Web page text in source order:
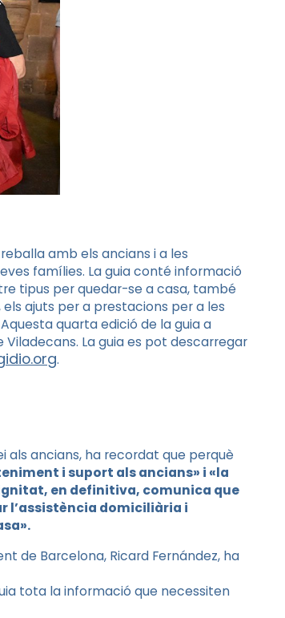
amb els ancians i a les
famílies. La guia conté informació
tipus per quedar-se a casa, també
ajuts per a prestacions per a les
quarta edició de la guia a
La guia es pot descarregar
.
als ancians, ha recordat que perquè
i suport als ancians» i «la
en definitiva, comunica que
l’assistència domiciliària i
de Barcelona, Ricard Fernández, ha
tota la informació que necessiten